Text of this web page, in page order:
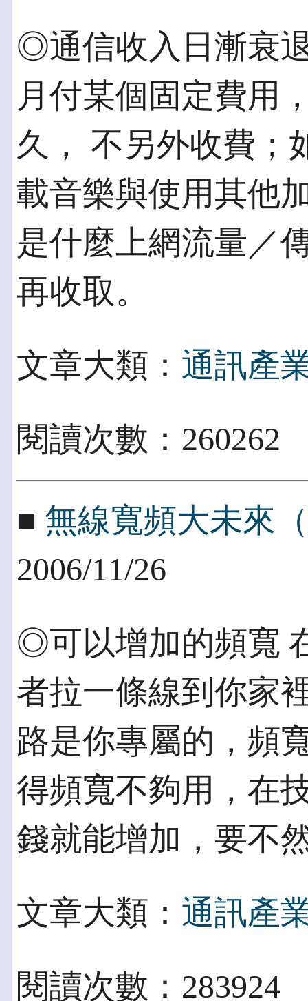
◎通信收入日漸衰
月付某個固定費用
久， 不另外收費；
載音樂與使用其他
是什麼上網流量／
再收取。
文章大類： 通訊產
閱讀次數：
■ 無線寬頻大未來
2006/11/26
◎可以增加的頻寬
者拉一條線到你家
路是你專屬的，頻
得頻寬不夠用，在
錢就能增加，要不
文章大類： 通訊產
閱讀次數：